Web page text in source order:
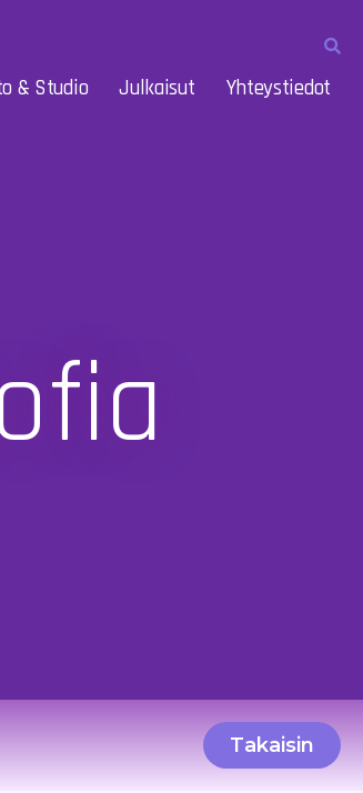
& Studio Julkaisut Yhteystiedot
Takaisin